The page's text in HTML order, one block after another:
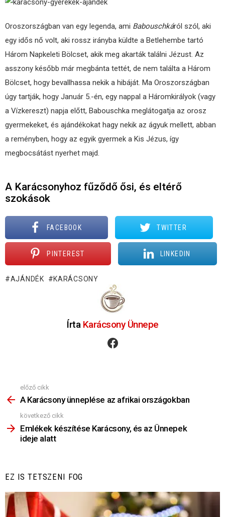
Oroszországban van egy legenda, ami Babouschkáról szól, aki
egy idős nő volt, aki rossz irányba küldte a Betlehembe tartó
Három Napkeleti Bölcset, akik meg akarták találni Jézust. Az
asszony később már megbánta tettét, de nem találta a Három
Bölcset, hogy bevallhassa nekik a hibáját. Ma Oroszországban
úgy tartják, hogy Január 5.-én, egy nappal a Háromkirályok (vagy
a Vízkereszt) napja előtt, Babouschka meglátogatja az orosz
gyermekeket, és ajándékokat hagy nekik az ágyuk mellett, abban
a reményben, hogy az egyik gyermek a Kis Jézus, így
megbocsátást nyerhet majd.
A Karácsonyhoz fűződő ősi, és eltérő
szokások
FACEBOOK TWITTER
PINTEREST LINKEDIN
AJÁNDÉK KARÁCSONY
Írta Karácsony Ünnepe
Nézz
Többet
előző cikk
A Karácsony ünneplése az afrikai országokban
következő cikk
Emlékek készítése Karácsony, és az Ünnepek
ideje alatt
EZ IS TETSZENI FOG